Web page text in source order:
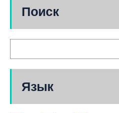
Поиск
Язык